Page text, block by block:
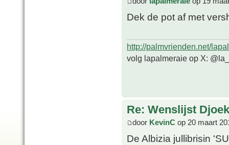
Dek de pot af met
http://palmvrienden.net/
volg lapalmeraie op X:
Re: Wenslijst
door KevinC op 20 maart
De Albizia jullibrisin